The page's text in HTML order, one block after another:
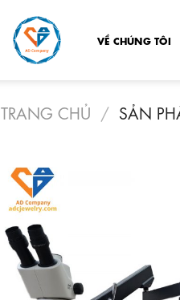
VỀ CHÚNG TÔI
TRANG CHỦ / SẢN